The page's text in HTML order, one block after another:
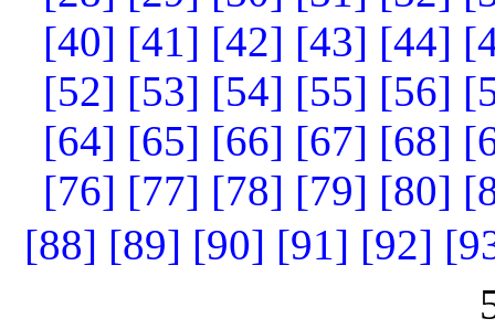
[40] [41] [42] [43] [44]
[52] [53] [54] [55] [56]
[64] [65] [66] [67] [68]
[76] [77] [78] [79] [80]
[88] [89] [90] [91] [92]